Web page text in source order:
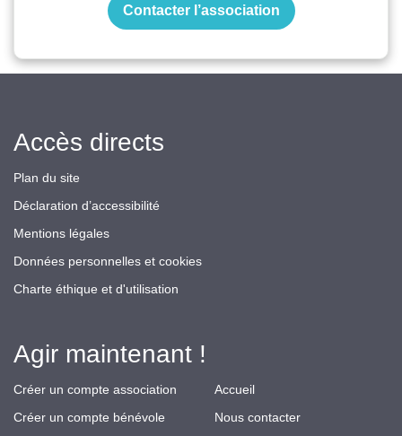
Contacter l’association
Accès directs
Plan du site
Déclaration d’accessibilité
Mentions légales
Données personnelles et cookies
Charte éthique et d'utilisation
Agir maintenant !
Créer un compte association
Créer un compte bénévole
Accueil
Nous contacter